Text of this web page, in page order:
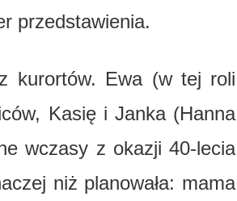
przedstawienia.
kurortów. Ewa (w tej roli
Kasię i Janka (Hanna
wczasy z okazji 40-lecia
niż planowała: mama